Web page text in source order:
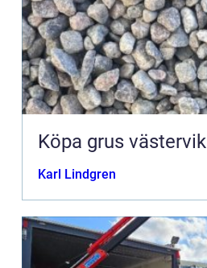
Köpa grus västervik
Karl Lindgren